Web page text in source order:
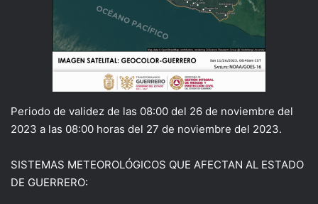
Periodo de validez de las 08:00 del 26 de noviembre del
2023 a las 08:00 horas del 27 de noviembre del 2023.
SISTEMAS METEOROLÓGICOS QUE AFECTAN AL ESTADO
DE GUERRERO: